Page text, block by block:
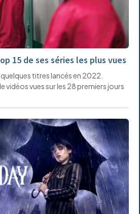
15 de ses séries les plus vues
titres lancés en 2022.
vidéos vues sur les 28 premiers jours